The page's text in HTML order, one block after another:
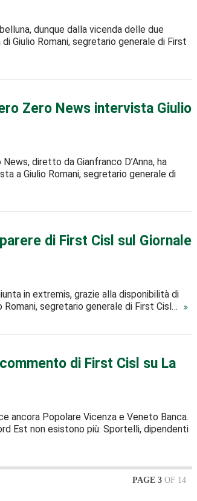
dunque dalla vicenda delle due
Giulio Romani, segretario generale di First
Zero News intervista Giulio
diretto da Gianfranco D’Anna, ha
a Giulio Romani, segretario generale di
di First Cisl sul Giornale
in extremis, grazie alla disponibilità di
Romani, segretario generale di First Cisl…
di First Cisl su La
ancora Popolare Vicenza e Veneto Banca.
Est non esistono più. Sportelli, dipendenti
PAGE 3 OF 14